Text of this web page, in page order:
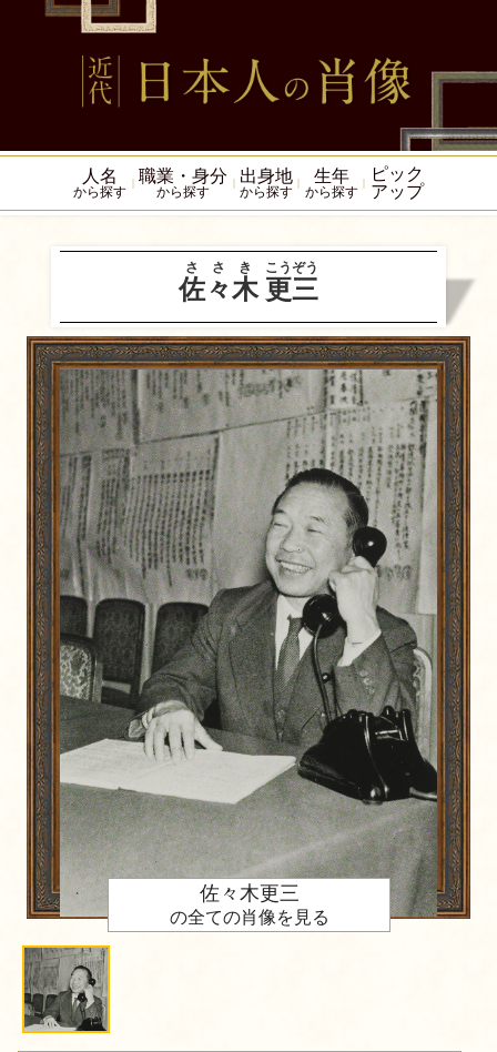
人名
から探す
職業・身分
から探す
出身地
から探す
生年
から探す
ピック
アップ
佐々木
ささき
更三
こうぞう
佐々木更三
の全ての肖像を見る